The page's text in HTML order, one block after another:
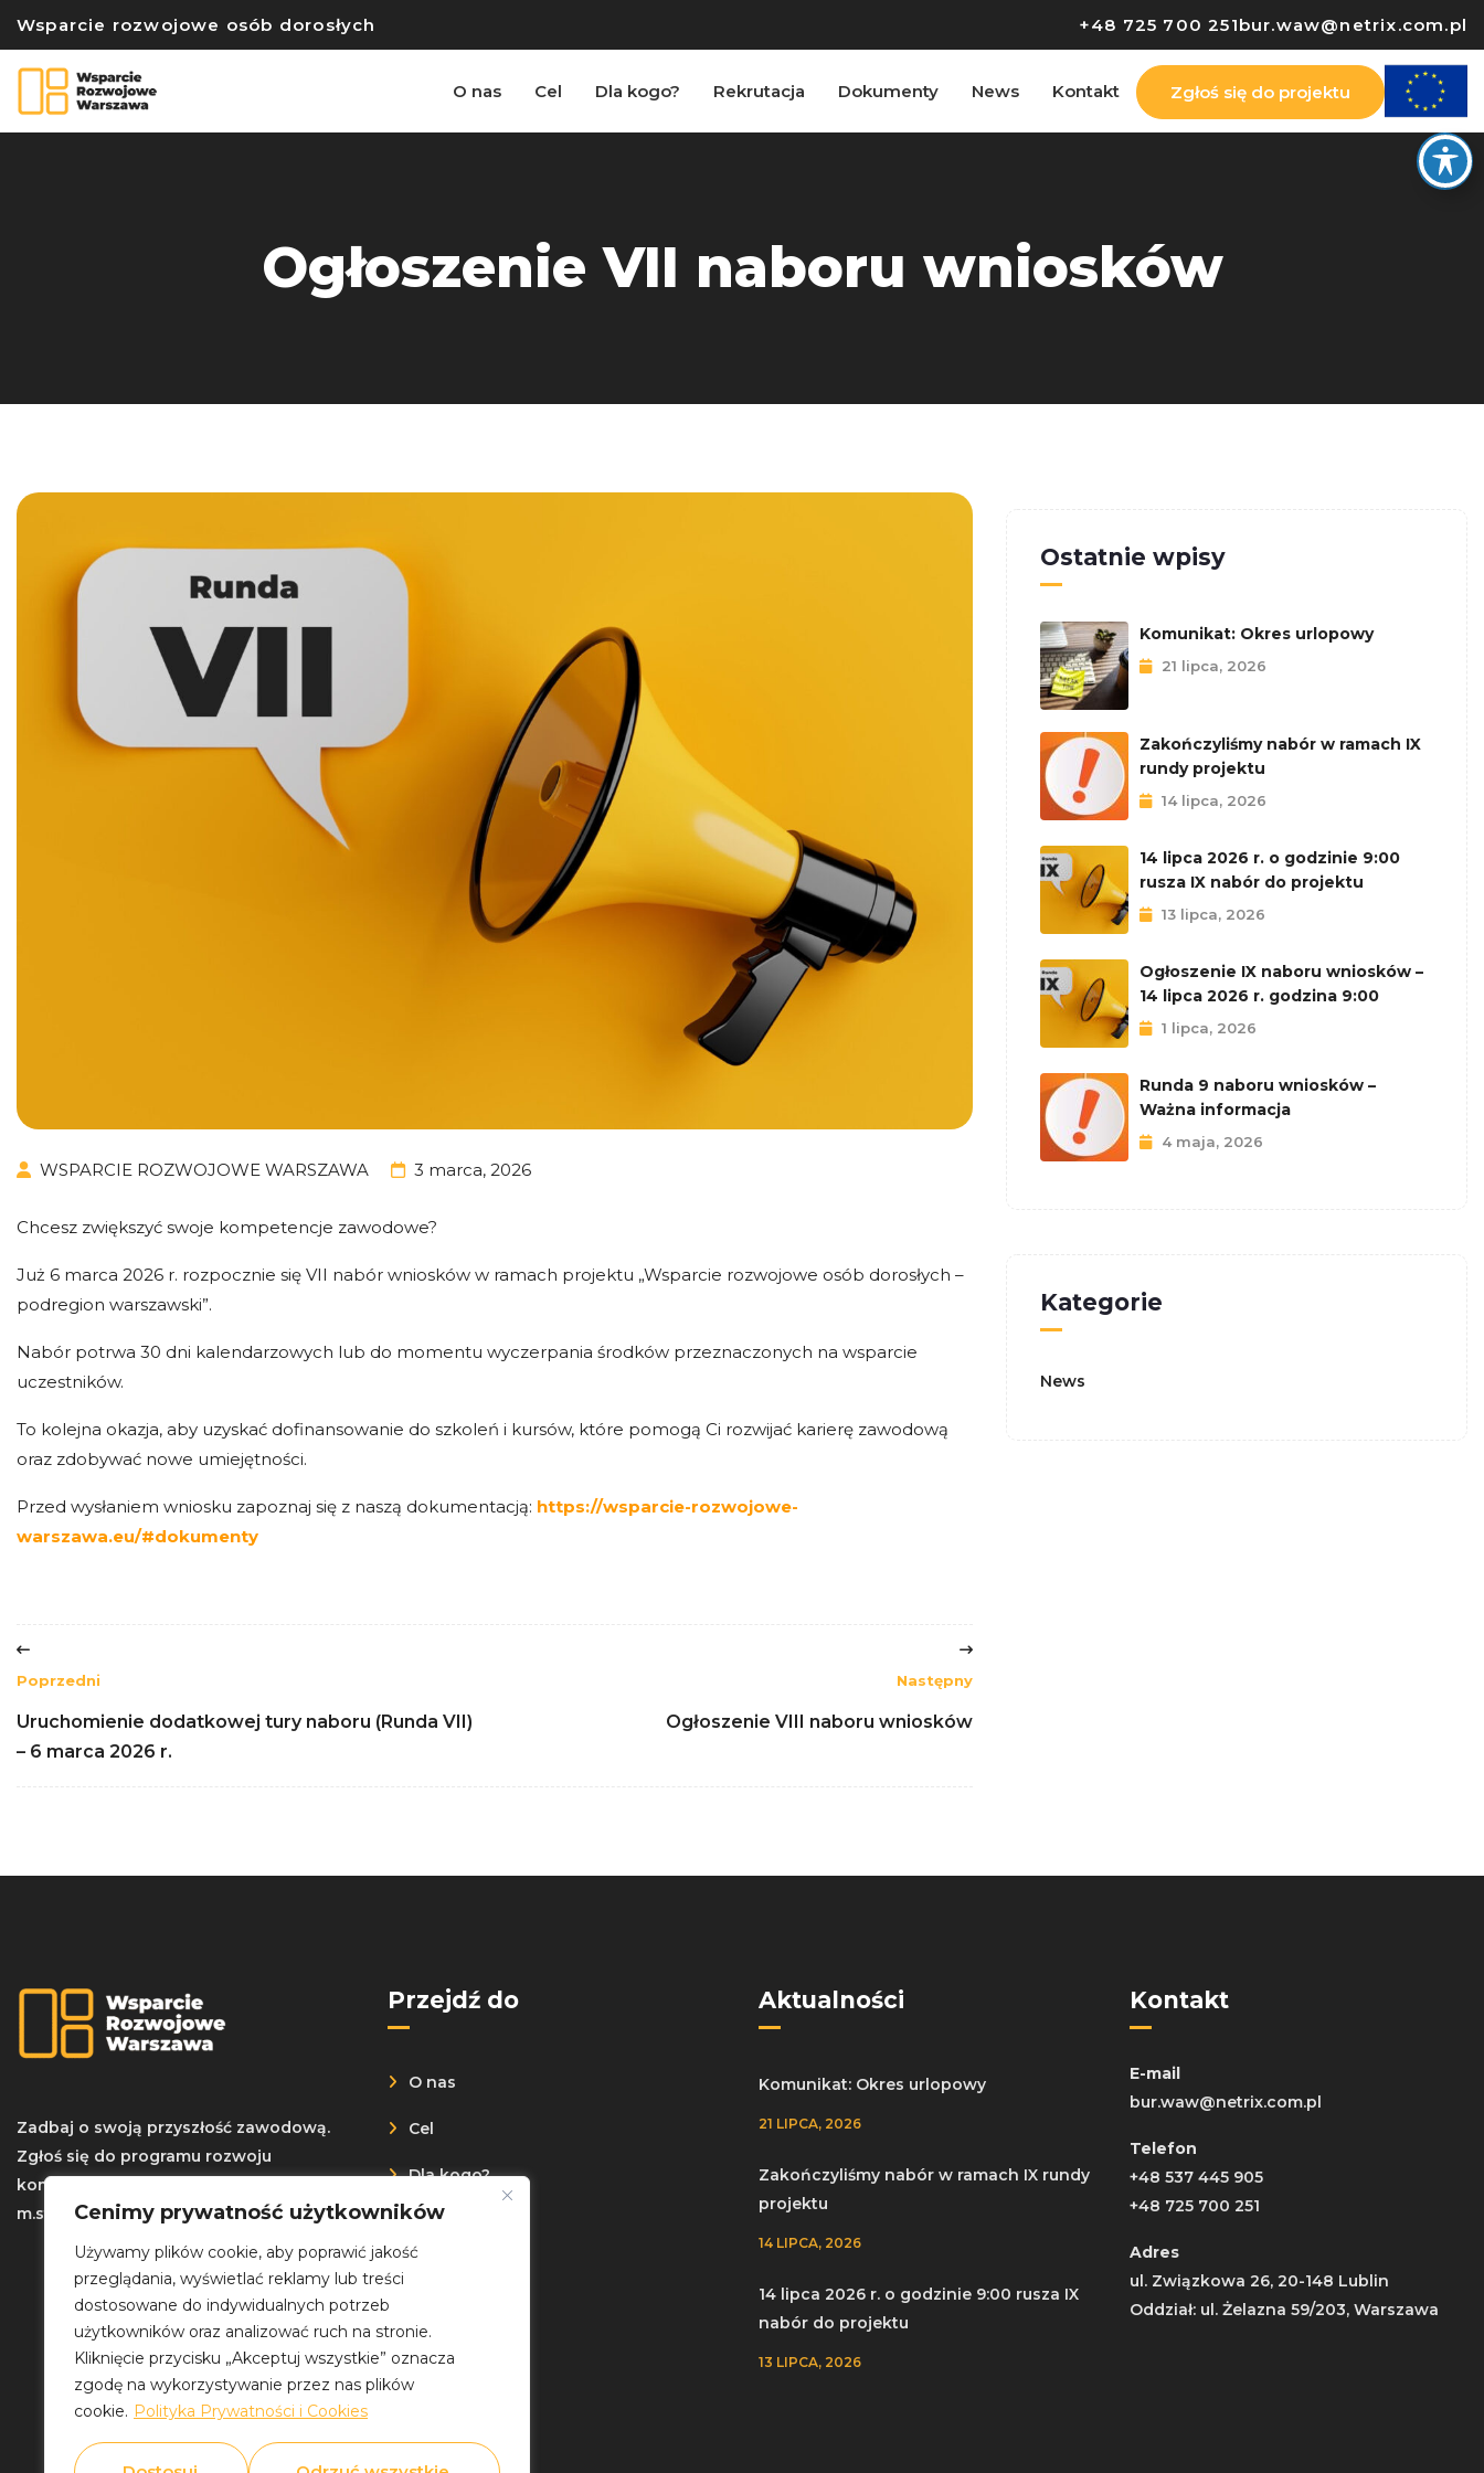
Cenimy prywatność użytkowników
Używamy plików cookie, aby poprawić jakość
przeglądania, wyświetlać reklamy lub treści
dostosowane do indywidualnych potrzeb
użytkowników oraz analizować ruch na stronie.
Kliknięcie przycisku „Akceptuj wszystkie” oznacza
zgodę na wykorzystywanie przez nas plików
cookie. Polityka Prywatności i Cookies
Wsparcie rozwojowe osób dorosłych +48 725 700 251bur.waw@netrix.com.pl
O nas Cel Dla kogo? Rekrutacja Dokumenty News Kontakt Zgłoś się do projektu
Ogłoszenie VII naboru wniosków
WSPARCIE ROZWOJOWE WARSZAWA 3 marca, 2026
Chcesz zwiększyć swoje kompetencje zawodowe?
Już 6 marca 2026 r. rozpocznie się VII nabór wniosków w ramach projektu „Wsparcie rozwojowe osób dorosłych –
podregion warszawski”.
Nabór potrwa 30 dni kalendarzowych lub do momentu wyczerpania środków przeznaczonych na wsparcie
uczestników.
To kolejna okazja, aby uzyskać dofinansowanie do szkoleń i kursów, które pomogą Ci rozwijać karierę zawodową
oraz zdobywać nowe umiejętności.
Przed wysłaniem wniosku zapoznaj się z naszą dokumentacją: https://wsparcie-rozwojowe-
warszawa.eu/#dokumenty
Poprzedni
Uruchomienie dodatkowej tury naboru (Runda VII)
– 6 marca 2026 r.
Następny
Ogłoszenie VIII naboru wniosków
Ostatnie wpisy
Komunikat: Okres urlopowy
21 lipca, 2026
Zakończyliśmy nabór w ramach IX
rundy projektu
14 lipca, 2026
14 lipca 2026 r. o godzinie 9:00
rusza IX nabór do projektu
13 lipca, 2026
Ogłoszenie IX naboru wniosków –
14 lipca 2026 r. godzina 9:00
1 lipca, 2026
Runda 9 naboru wniosków –
Ważna informacja
4 maja, 2026
Kategorie
News
Zadbaj o swoją przyszłość zawodową.
Zgłoś się do programu rozwoju
kompetencji w regionie warszawskim –
m.st. Warszawa
Przejdź do
O nas
Cel
Dla kogo?
Rekrutacja
Kontakt
Aktualności
Komunikat: Okres urlopowy
21 LIPCA, 2026
Zakończyliśmy nabór w ramach IX rundy
projektu
14 LIPCA, 2026
14 lipca 2026 r. o godzinie 9:00 rusza IX
nabór do projektu
13 LIPCA, 2026
Kontakt
E-mail
bur.waw@netrix.com.pl
Telefon
+48 537 445 905
+48 725 700 251
Adres
ul. Związkowa 26, 20-148 Lublin
Oddział: ul. Żelazna 59/203, Warszawa